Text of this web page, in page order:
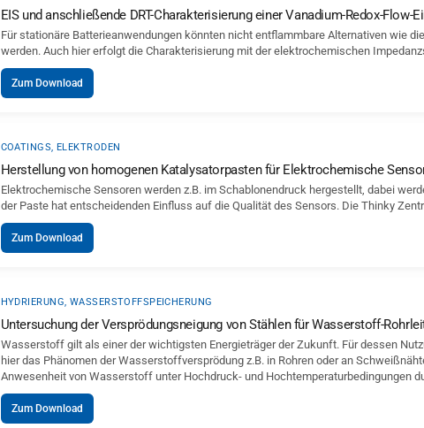
EIS und anschließende DRT-Charakterisierung einer Vanadium-Redox-Flow-
Für stationäre Batterieanwendungen könnten nicht entflammbare Alternativen wie
werden. Auch hier erfolgt die Charakterisierung mit der elektrochemischen
Zum Download
COATINGS, ELEKTRODEN
Herstellung von homogenen Katalysatorpasten für Elektrochemische
Elektrochemische Sensoren werden z.B. im Schablonendruck hergestellt, dabei
der Paste hat entscheidenden Einfluss auf die Qualität des Sensors. Die Thinky
Zum Download
HYDRIERUNG, WASSERSTOFFSPEICHERUNG
Untersuchung der Versprödungsneigung von Stählen für Wasserstoff-
Wasserstoff gilt als einer der wichtigsten Energieträger der Zukunft. Für dessen
hier das Phänomen der Wasserstoffversprödung z.B. in Rohren oder an
Anwesenheit von Wasserstoff unter Hochdruck- und Hochtemperaturbedingungen
Zum Download